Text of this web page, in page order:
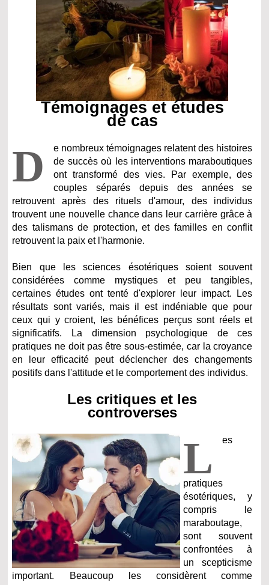
Témoignages et études
de cas
D
e nombreux témoignages relatent des histoires
de succès où les interventions maraboutiques
ont transformé des vies. Par exemple, des
couples séparés depuis des années se
retrouvent après des rituels d'amour, des individus
trouvent une nouvelle chance dans leur carrière grâce à
des talismans de protection, et des familles en conflit
retrouvent la paix et l'harmonie.
Bien que les sciences ésotériques soient souvent
considérées comme mystiques et peu tangibles,
certaines études ont tenté d'explorer leur impact. Les
résultats sont variés, mais il est indéniable que pour
ceux qui y croient, les bénéfices perçus sont réels et
significatifs. La dimension psychologique de ces
pratiques ne doit pas être sous-estimée, car la croyance
en leur efficacité peut déclencher des changements
positifs dans l'attitude et le comportement des individus.
Les critiques et les
controverses
L es
pratiques
ésotériques, y
compris le
maraboutage,
sont souvent
confrontées à
un scepticisme
important. Beaucoup les considèrent comme